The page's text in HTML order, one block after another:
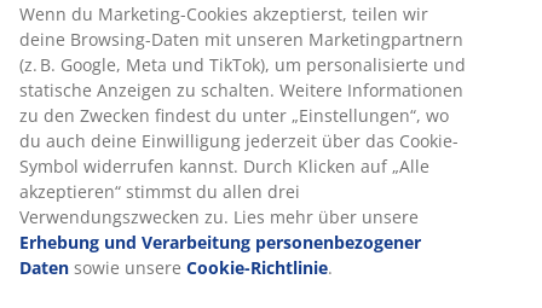
Wenn du Marketing-Cookies akzeptierst, teilen wir
deine Browsing-Daten mit unseren Marketingpartnern
(z. B. Google, Meta und TikTok), um personalisierte und
statische Anzeigen zu schalten. Weitere Informationen
zu den Zwecken findest du unter „Einstellungen“, wo
du auch deine Einwilligung jederzeit über das Cookie-
Symbol widerrufen kannst. Durch Klicken auf „Alle
akzeptieren“ stimmst du allen drei
Verwendungszwecken zu. Lies mehr über unsere
Erhebung und Verarbeitung personenbezogener
Daten sowie unsere Cookie-Richtlinie.